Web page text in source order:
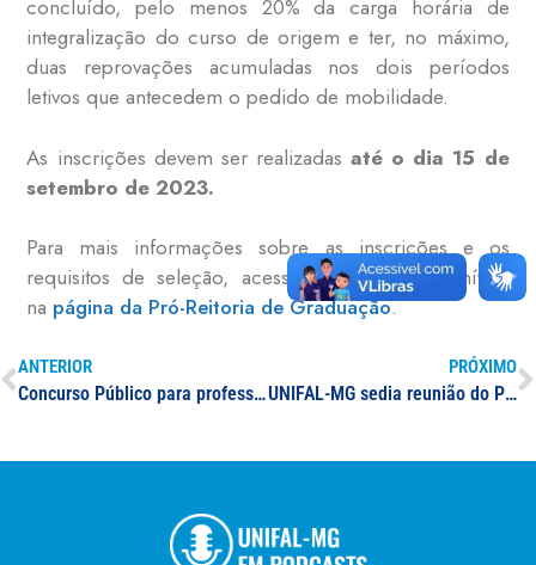
concluído, pelo menos 20% da carga horária de
integralização do curso de origem e ter, no máximo,
duas reprovações acumuladas nos dois períodos
letivos que antecedem o pedido de mobilidade.
As inscrições devem ser realizadasaté o dia 15 de
setembro de 2023.
Para mais informações sobre as inscrições e os
requisitos de seleção, acesse os editais disponíveis
na página da Pró-Reitoria de Graduação.
ANTERIOR
Concurso Público para professor(a) de Educação Matemática
PRÓXIMO
UNIFAL-MG sedia reunião do Parlamento Jovem e evento repercute em canais de mídia regional